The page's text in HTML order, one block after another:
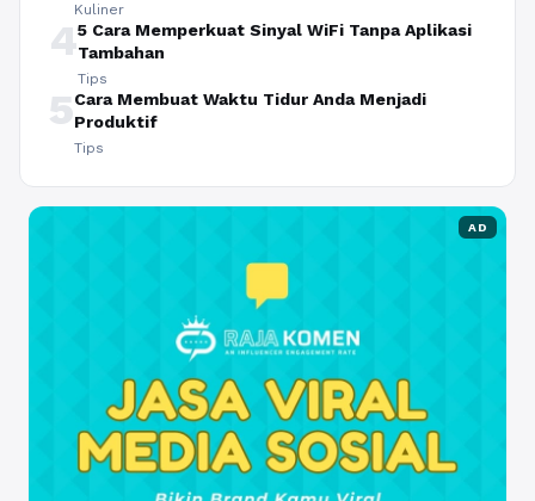
Kuliner
45 Cara Memperkuat Sinyal WiFi Tanpa Aplikasi
Tambahan
Tips
5Cara Membuat Waktu Tidur Anda Menjadi
Produktif
Tips
AD